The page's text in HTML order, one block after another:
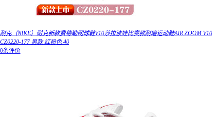
耐克（NIKE）耐克新款费德勒网球鞋V10莎拉波娃比赛款耐磨运动鞋AIR ZOOM V10
CZ0220-177 男款 红粉色 40
0条评价